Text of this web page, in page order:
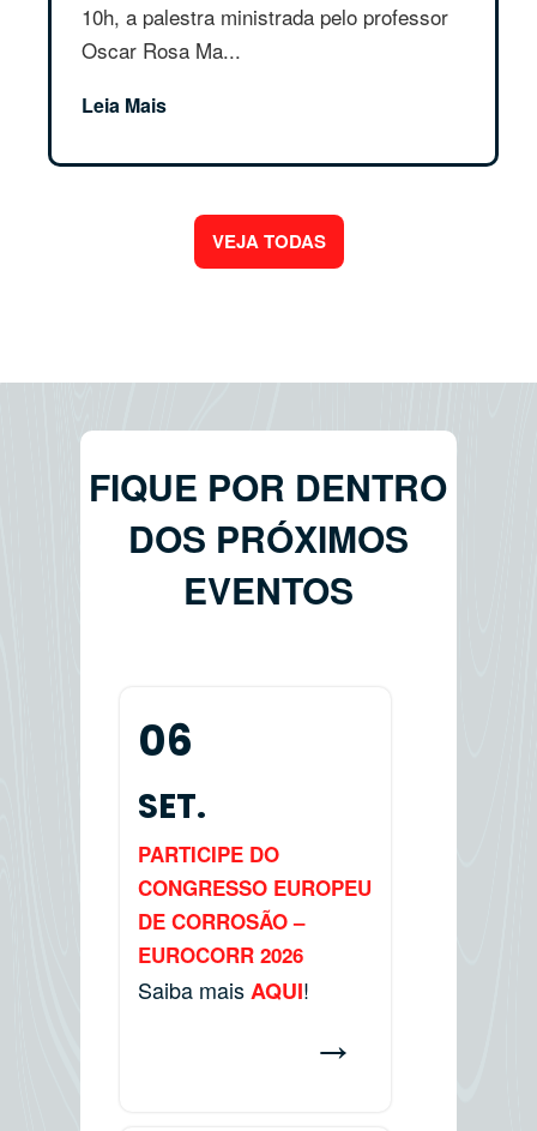
10h, a palestra ministrada pelo professor
Oscar Rosa Ma...
Leia Mais
VEJA TODAS
06
SET.
PARTICIPE DO
CONGRESSO EUROPEU
DE CORROSÃO –
EUROCORR 2026
Saiba maisAQUI!
→
FIQUE POR DENTRO
DOS PRÓXIMOS
EVENTOS